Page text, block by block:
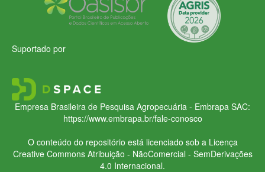
Suportado por
Empresa Brasileira de Pesquisa Agropecuária - Embrapa SAC:
https://www.embrapa.br/fale-conosco
O conteúdo do repositório está licenciado sob a Licença
Creative CommonsAtribuição - NãoComercial - SemDerivações
4.0 Internacional.